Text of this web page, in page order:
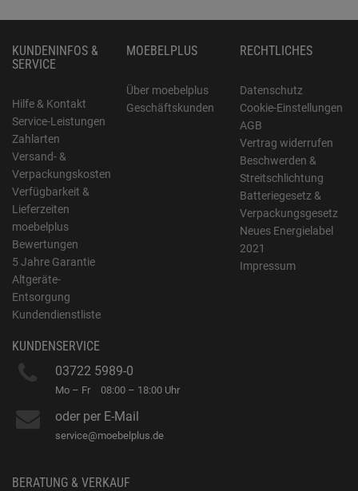
KUNDENINFOS &
SERVICE
Hilfe & Kontakt
Service-Leistungen
Zahlarten
Versand- &
Verpackungskosten
Verfügbarkeit &
Lieferzeiten
moebelplus
Bewertungen
5 Jahre Garantie
Altgeräte-
Entsorgung
Kundendienstliste
MOEBELPLUS
Über moebelplus
Geschäftskunden
RECHTLICHES
Datenschutz
Cookie-Einstellungen
AGB
Vertrag widerrufen
Beschwerden &
Streitschlichtung
Batteriegesetz &
Verpackungsgesetz
Neues Energielabel
2021
Impressum
KUNDENSERVICE
03722 5989-0
Mo – Fr 08:00 – 18:00 Uhr
oder per E-Mail
service@moebelplus.de
BERATUNG & VERKAUF